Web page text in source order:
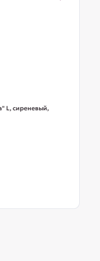
L, сиреневый,